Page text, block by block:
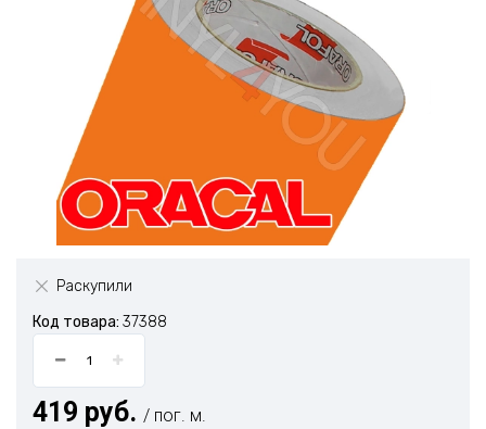
Раскупили
Код товара: 37388
419 руб. / пог. м.